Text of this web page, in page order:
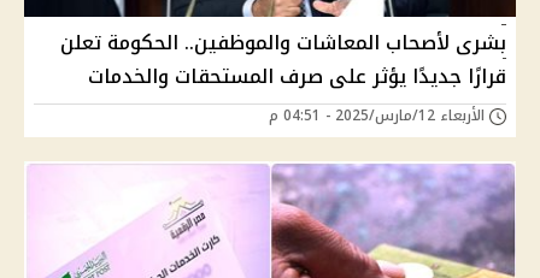
بشرى لأصحاب المعاشات والموظفين.. الحكومة تعلن
قرارًا جديدًا يؤثر على صرف المستحقات والخدمات
الأربعاء 12/مارس/2025 - 04:51 م